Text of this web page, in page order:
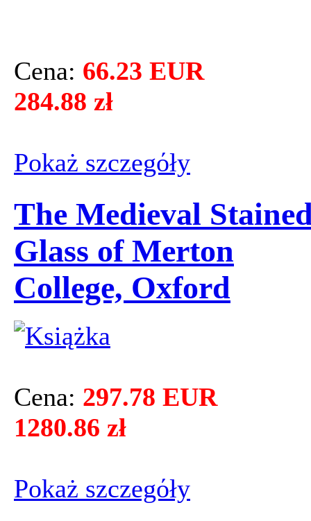
Cena: 66.23 EUR
284.88 zł
Pokaż szczegόły
The Medieval
Glass of Merton
College, Oxford
Cena: 297.78 EUR
1280.86 zł
Pokaż szczegόły